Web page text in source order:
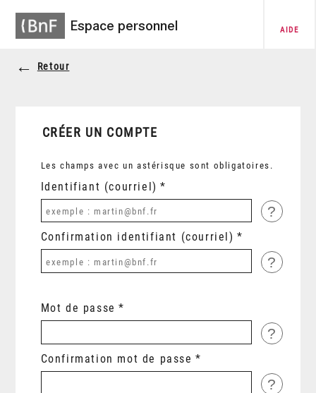
Espace personnel AIDE
Retour
CRÉER UN COMPTE
Les champs avec un astérisque sont obligatoires.
Identifiant (courriel)
?
Confirmation identifiant (courriel)
?
Mot de passe
?
Confirmation mot de passe
?